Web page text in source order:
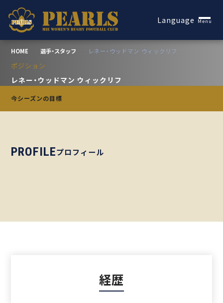
Language Menu
HOME 選手・スタッフ レネー・ウッドマン ウィックリフ
ポジション
レネー・ウッドマン ウィックリフ
今シーズンの目標
PROFILEプロフィール
経歴